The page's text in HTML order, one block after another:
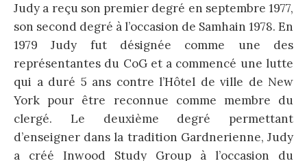
Judy a reçu son premier degré en septembre 1977,
son second degré à l’occasion de Samhain 1978. En
1979 Judy fut désignée comme une des
représentantes du CoG et a commencé une lutte
qui a duré 5 ans contre l’Hôtel de ville de New
York pour être reconnue comme membre du
clergé. Le deuxième degré permettant
d’enseigner dans la tradition Gardnerienne, Judy
a créé Inwood Study Group à l’occasion du